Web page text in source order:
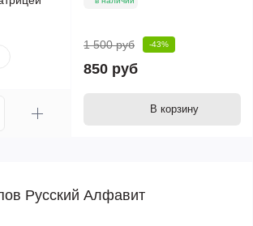
1 500 руб -43%
850 руб
В корзину
Русский Алфавит